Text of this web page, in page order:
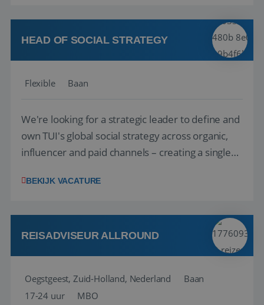
deze onderdelen zijn nu samen gevoegd...
HEAD OF SOCIAL STRATEGY
Flexible Baan
We're looking for a strategic leader to define and
own TUI's global social strategy across organic,
influencer and paid channels – creating a single
locally. The role will be published until 18 August
Attractive remuneration, discre...
BEKIJK VACATURE
REISADVISEUR ALLROUND
Oegstgeest, Zuid-Holland, Nederland
Baan
17-24 uur
MBO